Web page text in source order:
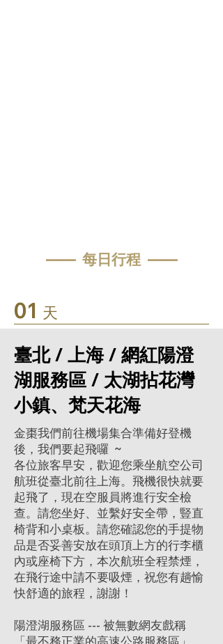
—— 每日行程 ——
01 天
臺北 / 上海 / 網紅陽澄
湖服務區 / 太湖拈花灣
小鎮、梵天花海
金棗我們前往機場集合準備好登機
後，我們要起飛囉 ~
各位旅客早安，歡迎您乘坐航空公司
航班從臺北前往上海。飛機很快就要
起飛了，現在空服員將進行安全檢
查。請您坐好、並繫好安全帶，豎直
椅背和小桌板。請您確認您的手提物
品是否妥善安放在頭頂上方的行李櫃
內或座椅下方，本次航班全程禁煙，
在飛行途中請不要吸煙，祝您有趟愉
快舒適的旅程，謝謝！
陽澄湖服務區 --- 被無數網友戲稱
「最不務正業的高速公路服務區」。